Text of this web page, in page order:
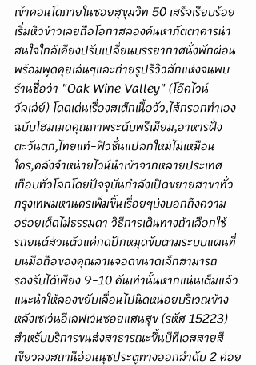
เข้าคอนโดภายในซอยสุขุมวิท 50 เสร็จเรียบร้อย
เริ่มหิวข้าวเลยถือโอกาสลองค้นหาภัตตาคารน่า
สนใจใกล้เคียงปรับเปลี่ยนบรรยากาศนั่งพักผ่อน
พร้อมพูดคุยเล่นๆและถ่ายรูปรีวิวสักแห่งจนพบ
ร้านชื่อว่า "Oak Wine Valley" (โอ๊คไวน์
วัลเล่ย์) โดดเด่นเรื่องสเต๊กเนื้อวัว,ไส้กรอกทำเอง
ฉบับโฮมเมดคุณภาพระดับพรีเมียม,อาหารฝั่ง
ตะวันตก,ไทยแท้-ฟิวชั่นแปลกใหม่ไม่เหมือน
ใคร,คลังจำหน่ายไวน์นำเข้าจากหลายประเทศ
เกือบทั่วโลกโดยปัจจุบันกำลังเปิดขยายสาขาทั่ว
กรุงเทพมหานครเพิ่มขึ้นเรื่อยๆบ่งบอกถึงความ
อร่อยเด็ดไม่ธรรมดา วิธีการเดินทางถ้าเลือกใช้
รถยนต์ส่วนตัวแค่กดปักหมุดขับตามระบบแผนที่
บนมือถือของคุณลานจอดขนาดเล็กสามารถ
รองรับได้เพียง 9-10 คันเท่านั้นหากแน่นเต็มแล้ว
แนะนำให้ลองขยับเลื่อนไปนิดหน่อยบริเวณข้าง
หลังเซเว่นอีเลฟเว่นซอยแสนสุข (รหัส 15223)
สำหรับบริการขนส่งสาธารณะขึ้นบีทีเอสสายสี
เขียวลงสถานีอ่อนนุชประตูทางออกลำดับ 2 ค่อย